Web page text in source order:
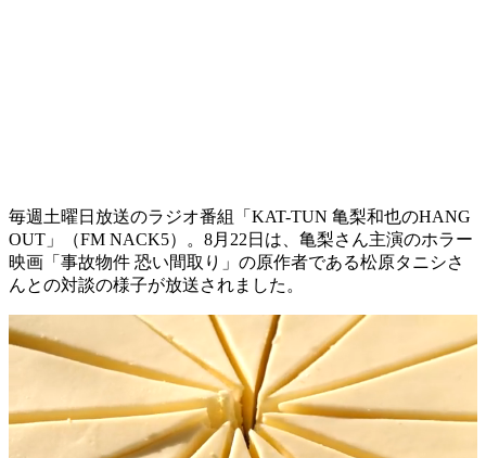
毎週土曜日放送のラジオ番組「KAT-TUN 亀梨和也のHANG
OUT」（FM NACK5）。8月22日は、亀梨さん主演のホラー
映画「事故物件 恐い間取り」の原作者である松原タニシさ
んとの対談の様子が放送されました。